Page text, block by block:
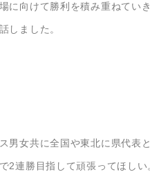
に向けて勝利を積み重ねてい
しました。
男女共に全国や東北に県代
2連勝目指して頑張ってほしい